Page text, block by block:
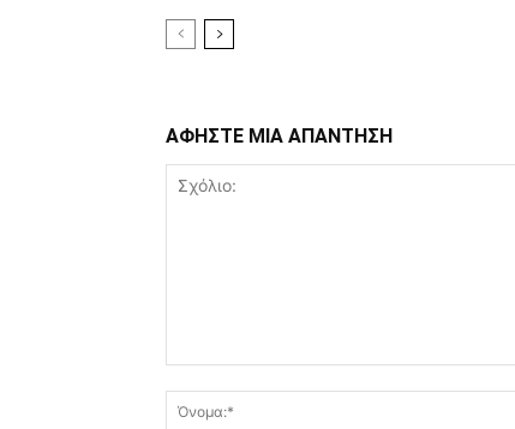
ΑΦΗΣΤΕ ΜΙΑ ΑΠΑΝΤΗΣΗ